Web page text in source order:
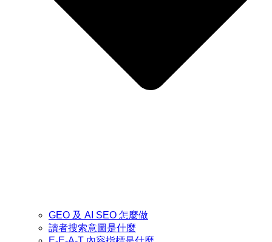
GEO 及 AI SEO 怎麼做
讀者搜索意圖是什麼